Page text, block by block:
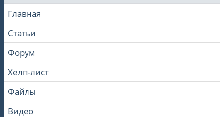
Главная
Статьи
Форум
Хелп-лист
Файлы
Видео